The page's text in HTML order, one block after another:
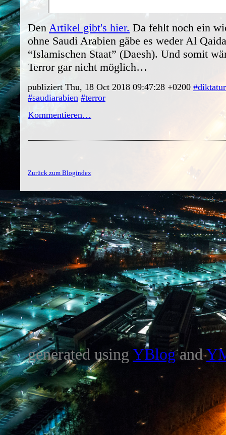
Den Artikel gibt's hier. Da fehlt noch ein
ohne Saudi Arabien gäbe es weder Al
“Islamischen Staat” (Daesh). Und somit
Terror gar nicht möglich…
publiziert Thu, 18 Oct 2018 09:47:28 +0200 #diktatur
#saudiarabien #terror
Kommentieren…
Zurück zum Blogindex
generated using YBlogand